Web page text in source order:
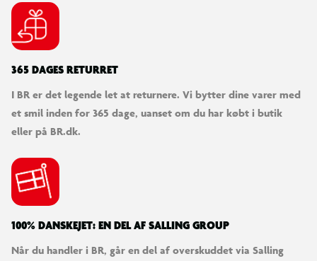
365 DAGES RETURRET
I BR er det legende let at returnere. Vi bytter dine varer med
et smil inden for 365 dage, uanset om du har købt i butik
eller på BR.dk.
100% DANSKEJET: EN DEL AF SALLING GROUP
Når du handler i BR, går en del af overskuddet via Salling